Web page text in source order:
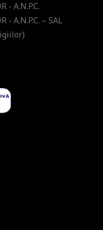
- A.N.P.C.
- A.N.P.C. – SAL